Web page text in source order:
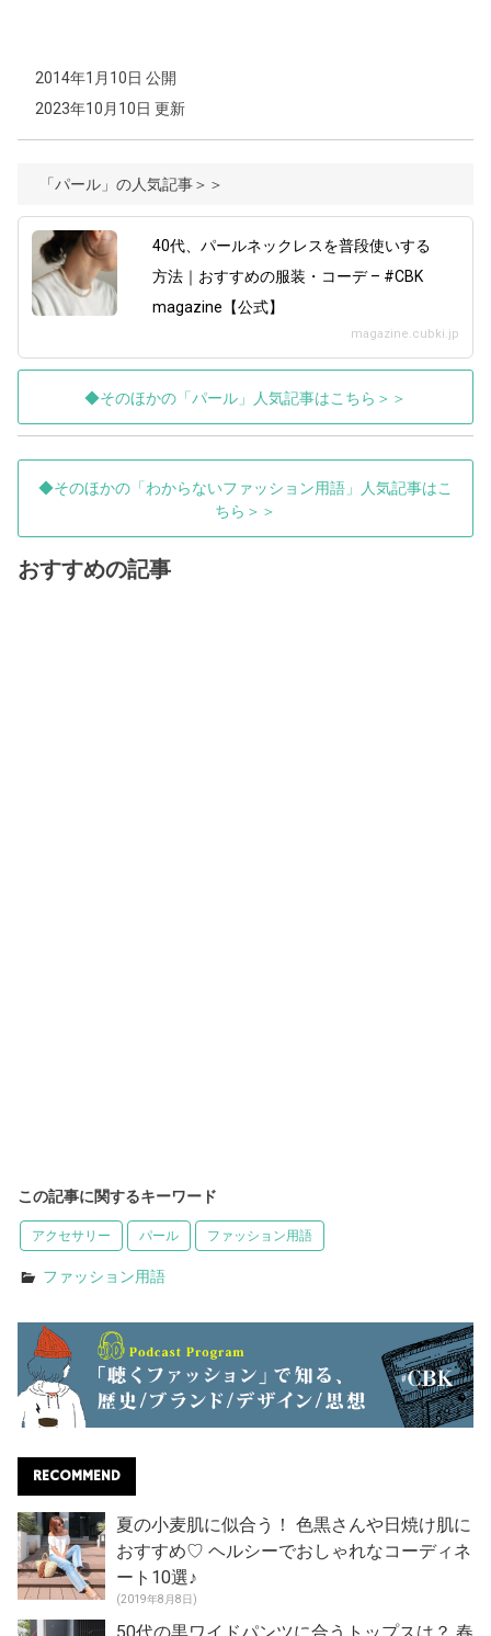
2014年1月10日 公開
2023年10月10日 更新
「パール」の人気記事＞＞
40代、パールネックレスを普段使いする
方法｜おすすめの服装・コーデ – #CBK
magazine【公式】
magazine.cubki.jp
◆そのほかの「パール」人気記事はこちら＞＞
◆そのほかの「わからないファッション用語」人気記事はこ
ちら＞＞
おすすめの記事
この記事に関するキーワード
アクセサリー パール ファッション用語
ファッション用語
RECOMMEND
夏の小麦肌に似合う！ 色黒さんや日焼け肌に
おすすめ♡ ヘルシーでおしゃれなコーディネ
ート10選♪
(2019年8月8日)